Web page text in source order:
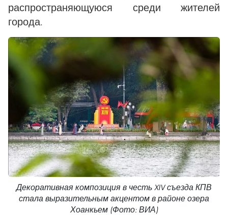
распространяющуюся среди жителей
города.
Декоративная композиция в честь XIV съезда КПВ
стала выразительным акцентом в районе озера
Хоанкьем (Фото: ВИА)